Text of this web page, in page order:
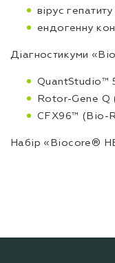
вірус
ендогенну
Діагностикуми
QuantStudio™
Rotor-Gene Q
CFX96™ (Bio-
Набір «Biocore®